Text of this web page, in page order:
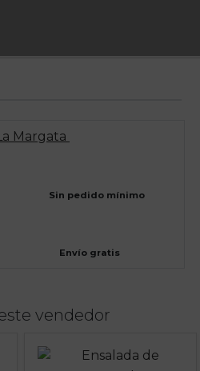
Margata
Sin pedido mínimo
Envío gratis
vendedor